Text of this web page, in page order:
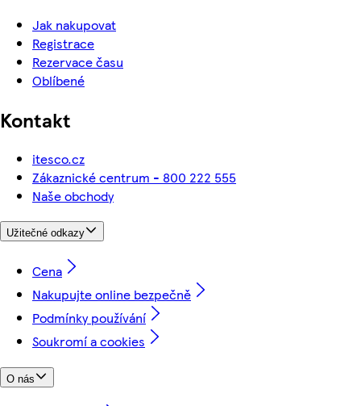
Jak nakupovat
Registrace
Rezervace času
Oblíbené
Kontakt
itesco.cz
Zákaznické centrum - 800 222 555
Naše obchody
Užitečné odkazy
Cena
Nakupujte online bezpečně
Podmínky používání
Soukromí a cookies
O nás